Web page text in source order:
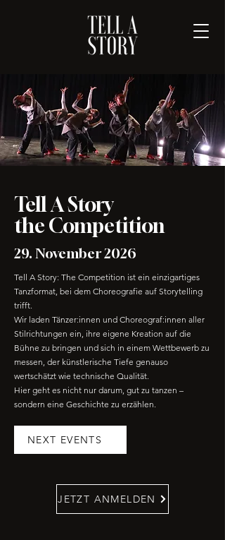
Tell A Story
the Competition
29. November 2026
Tell A Story: The Competition ist ein einzigartiges
Tanzformat, bei dem Choreografie auf Storytelling
trifft.
Wir laden Tänzer:innen und Choreograf:innen aller
Stilrichtungen ein, ihre eigene Kreation auf die
Bühne zu bringen und sich in einem Wettbewerb zu
messen, der künstlerische Tiefe genauso
wertschätzt wie technische Qualität.
Hier geht es nicht nur darum, gut zu tanzen –
sondern eine Geschichte zu erzählen.
NEXT EVENTS
JETZT ANMELDEN